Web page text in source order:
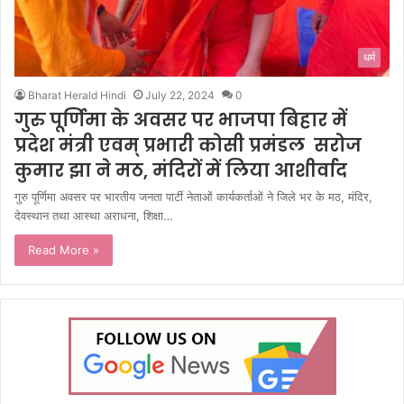
धर्म
Bharat Herald Hindi July 22, 2024 0
गुरु पूर्णिमा के अवसर पर भाजपा बिहार में
प्रदेश मंत्री एवम् प्रभारी कोसी प्रमंडल सरोज
कुमार झा ने मठ, मंदिरों में लिया आशीर्वाद
गुरु पूर्णिमा अवसर पर भारतीय जनता पार्टी नेताओं कार्यकर्ताओं ने जिले भर के मठ, मंदिर,
देवस्थान तथा आस्था अराधना, शिक्षा…
Read More »